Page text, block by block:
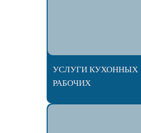
УСЛУГИ КУХОННЫХ
РАБОЧИХ